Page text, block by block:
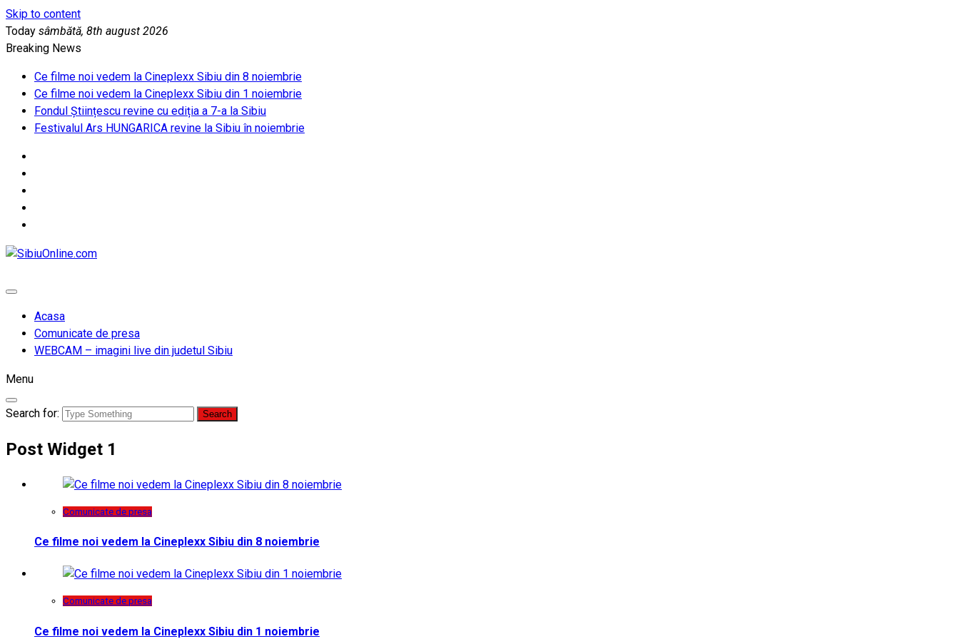
Skip to content
Today sâmbătă, 8th august 2026
Breaking News
Ce filme noi vedem la Cineplexx Sibiu din 8 noiembrie
Ce filme noi vedem la Cineplexx Sibiu din 1 noiembrie
Fondul Științescu revine cu ediția a 7-a la Sibiu
Festivalul Ars HUNGARICA revine la Sibiu în noiembrie
Acasa
Comunicate de presa
WEBCAM – imagini live din judetul Sibiu
Menu
Search for:
Post Widget 1
Comunicate de presa
Ce filme noi vedem la Cineplexx Sibiu din 8 noiembrie
Comunicate de presa
Ce filme noi vedem la Cineplexx Sibiu din 1 noiembrie